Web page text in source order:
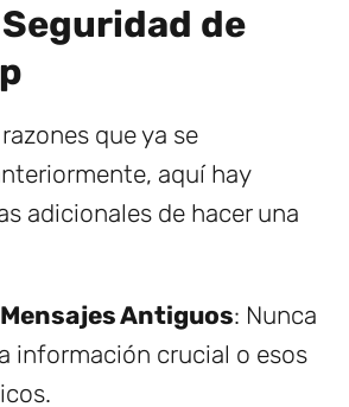
de
que ya se
aquí hay
adicionales de hacer una
Antiguos: Nunca
información crucial o esos